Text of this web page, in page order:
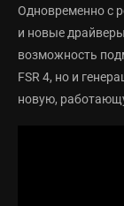
Одновременно с
и новые
возможность
FSR 4, но и
новую,